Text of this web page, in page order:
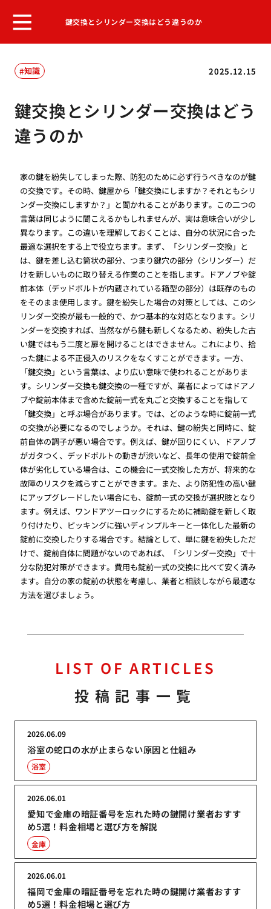
鍵交換とシリンダー交換はどう違うのか
2025.12.15
知識
鍵交換とシリンダー交換はどう
違うのか
家の鍵を紛失してしまった際、防犯のために必ず行うべきなのが鍵
の交換です。その時、鍵屋から「鍵交換にしますか？それともシリ
ンダー交換にしますか？」と聞かれることがあります。この二つの
言葉は同じように聞こえるかもしれませんが、実は意味合いが少し
異なります。この違いを理解しておくことは、自分の状況に合った
最適な選択をする上で役立ちます。まず、「シリンダー交換」と
は、鍵を差し込む筒状の部分、つまり鍵穴の部分（シリンダー）だ
けを新しいものに取り替える作業のことを指します。ドアノブや錠
前本体（デッドボルトが内蔵されている箱型の部分）は既存のもの
をそのまま使用します。鍵を紛失した場合の対策としては、このシ
リンダー交換が最も一般的で、かつ基本的な対応となります。シリ
ンダーを交換すれば、当然ながら鍵も新しくなるため、紛失した古
い鍵ではもう二度と扉を開けることはできません。これにより、拾
った鍵による不正侵入のリスクをなくすことができます。一方、
「鍵交換」という言葉は、より広い意味で使われることがありま
す。シリンダー交換も鍵交換の一種ですが、業者によってはドアノ
ブや錠前本体まで含めた錠前一式を丸ごと交換することを指して
「鍵交換」と呼ぶ場合があります。では、どのような時に錠前一式
の交換が必要になるのでしょうか。それは、鍵の紛失と同時に、錠
前自体の調子が悪い場合です。例えば、鍵が回りにくい、ドアノブ
がガタつく、デッドボルトの動きが渋いなど、長年の使用で錠前全
体が劣化している場合は、この機会に一式交換した方が、将来的な
故障のリスクを減らすことができます。また、より防犯性の高い鍵
にアップグレードしたい場合にも、錠前一式の交換が選択肢となり
ます。例えば、ワンドアツーロックにするために補助錠を新しく取
り付けたり、ピッキングに強いディンプルキーと一体化した最新の
錠前に交換したりする場合です。結論として、単に鍵を紛失しただ
けで、錠前自体に問題がないのであれば、「シリンダー交換」で十
分な防犯対策ができます。費用も錠前一式の交換に比べて安く済み
ます。自分の家の錠前の状態を考慮し、業者と相談しながら最適な
方法を選びましょう。
LIST OF ARTICLES
投稿記事一覧
浴室の蛇口の水が止まらない原因と仕組み
2026.06.09
浴室
愛知で金庫の暗証番号を忘れた時の鍵開け業者おすす
め5選！料金相場と選び方を解説
2026.06.01
金庫
福岡で金庫の暗証番号を忘れた時の鍵開け業者おすす
め5選！料金相場と選び方
2026.06.01